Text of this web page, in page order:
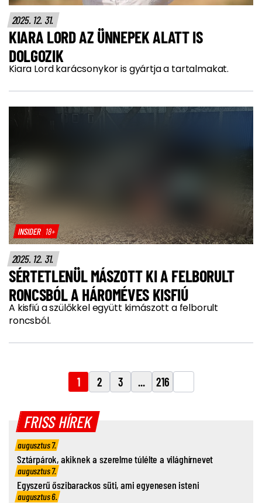
2025. 12. 31.
KIARA LORD AZ ÜNNEPEK ALATT IS
DOLGOZIK
Kiara Lord karácsonykor is gyártja a tartalmakat.
INSIDER 18+
2025. 12. 31.
SÉRTETLENÜL MÁSZOTT KI A FELBORULT
RONCSBÓL A HÁROMÉVES KISFIÚ
A kisfiú a szülőkkel együtt kimászott a felborult
roncsból.
1 2 3 ... 216
FRISS HÍREK
augusztus 7.
Sztárpárok, akiknek a szerelme túlélte a világhírnevet
augusztus 7.
Egyszerű őszibarackos süti, ami egyenesen isteni
augusztus 6.